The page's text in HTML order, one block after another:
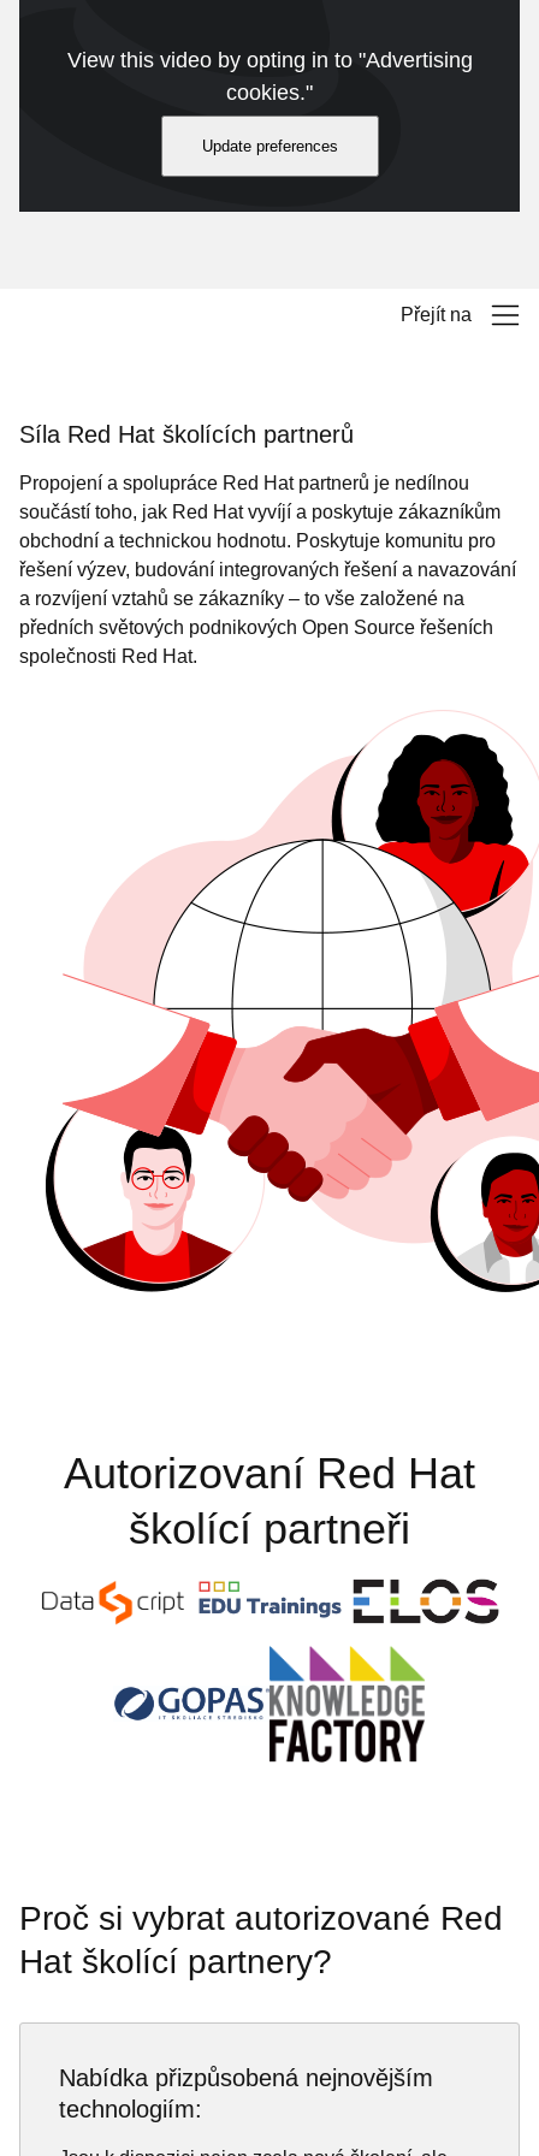
View this video by opting in to "Advertising
cookies."
Update preferences
Přejít na
Síla Red Hat školících partnerů
Propojení a spolupráce Red Hat partnerů je nedílnou
součástí toho, jak Red Hat vyvíjí a poskytuje zákazníkům
obchodní a technickou hodnotu. Poskytuje komunitu pro
řešení výzev, budování integrovaných řešení a navazování
a rozvíjení vztahů se zákazníky – to vše založené na
předních světových podnikových Open Source řešeních
společnosti Red Hat.
Autorizovaní Red Hat
školící partneři
Proč si vybrat autorizované Red
Hat školící partnery?
Nabídka přizpůsobená nejnovějším
technologiím: